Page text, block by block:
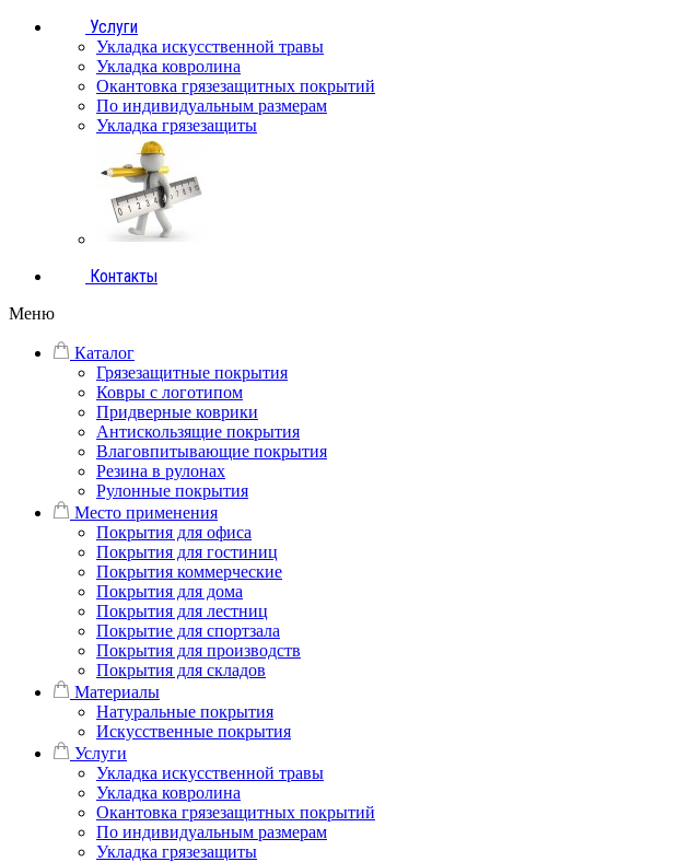
Услуги
Укладка искусственной травы
Укладка ковролина
Окантовка грязезащитных покрытий
По индивидуальным размерам
Укладка грязезащиты
Контакты
Меню
Каталог
Грязезащитные покрытия
Ковры с логотипом
Придверные коврики
Антискользящие покрытия
Влаговпитывающие покрытия
Резина в рулонах
Рулонные покрытия
Место применения
Покрытия для офиса
Покрытия для гостиниц
Покрытия коммерческие
Покрытия для дома
Покрытия для лестниц
Покрытие для спортзала
Покрытия для производств
Покрытия для складов
Материалы
Натуральные покрытия
Искусственные покрытия
Услуги
Укладка искусственной травы
Укладка ковролина
Окантовка грязезащитных покрытий
По индивидуальным размерам
Укладка грязезащиты